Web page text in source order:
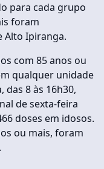
para cada grupo
foram
Alto Ipiranga.
com 85 anos ou
qualquer unidade
das 8 às 16h30,
de sexta-feira
doses em idosos.
ou mais, foram